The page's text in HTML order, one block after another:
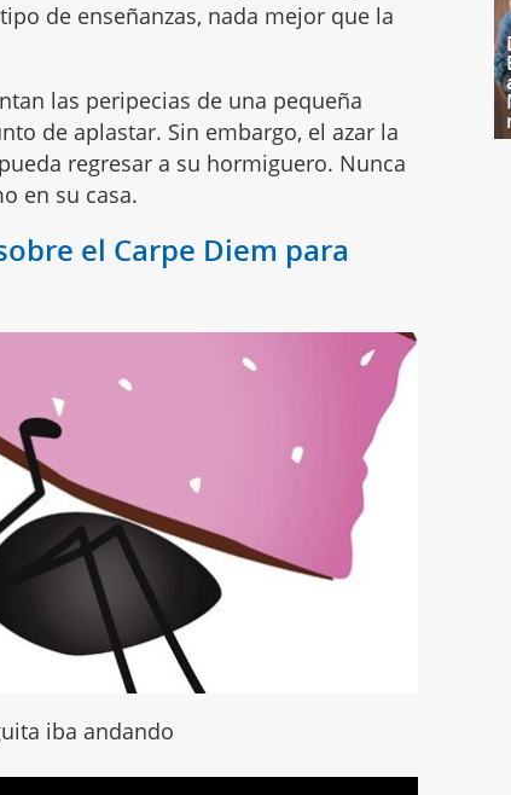
de enseñanzas, nada mejor que la
las peripecias de una pequeña
de aplastar. Sin embargo, el azar la
regresar a su hormiguero. Nunca
en su casa.
el Carpe Diem para
iba andando